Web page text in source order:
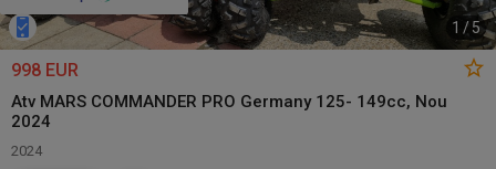
1 /5
998 EUR
Atv MARS COMMANDER PRO Germany 125- 149cc, Nou
2024
2024